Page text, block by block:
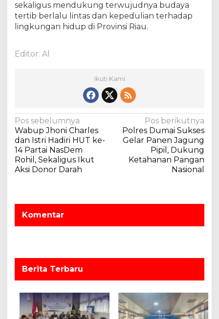
sekaligus mendukung terwujudnya budaya
tertib berlalu lintas dan kepedulian terhadap
lingkungan hidup di Provinsi Riau.
Editor: Al
Ikuti Kami
N
a
v
i
g
s
s
Pos sebelumnya
Wabup Jhoni Charles
dan Istri Hadiri HUT ke-
14 Partai NasDem
Rohil, Sekaligus Ikut
Aksi Donor Darah
Pos berikutnya
Polres Dumai Sukses
Gelar Panen Jagung
Pipil, Dukung
Ketahanan Pangan
Nasional
Komentar
Berita Terbaru